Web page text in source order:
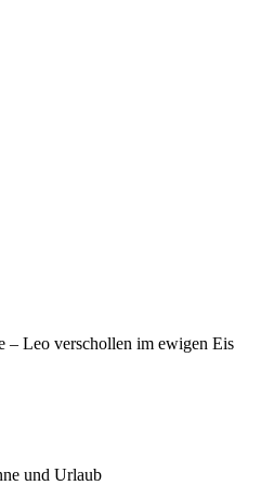
– Leo verschollen im ewigen Eis
und Urlaub